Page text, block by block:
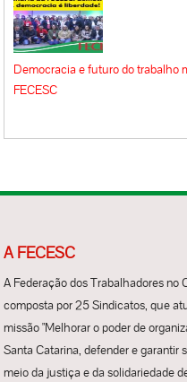
Democracia e futuro do trabalho
FECESC
A FECESC
A Federação dos Trabalhadores no
composta por 25 Sindicatos, que
missão "Melhorar o poder de
Santa Catarina, defender e garantir
meio da justiça e da solidariedade